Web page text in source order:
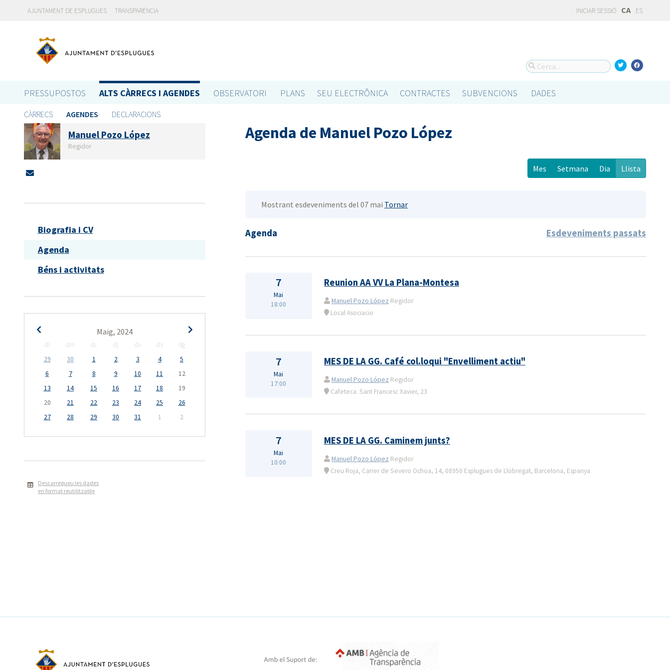
AJUNTAMENT DE ESPLUGUES TRANSPARÈNCIA INICIAR SESSIÓ CA ES
PRESSUPOSTOS ALTS CÀRRECS I AGENDES OBSERVATORI PLANS SEU ELECTRÔNICA CONTRACTES SUBVENCIONS DADES
CÀRRECS AGENDES DECLARACIONS
Manuel Pozo López
Regidor
Biografia i CV
Agenda
Béns i activitats
Maig, 2024
dl dm dc dj dv ds
dg
29
30 1 2 3 4
5
6
7 8 9 10 11
12
13
14 15 16 17 18
19
20
21 22 23 24 25
26
27
28 29 30 31 1 2
Descarregueu les dades
en format reutilitzable
Agenda de Manuel Pozo López
Mes Setmana Dia Llista
Mostrant esdeveniments del 07 mai Tornar
Agenda Esdeveniments passats
7
Mai
18:00
Reunion AA VV La Plana-Montesa
Manuel Pozo López Regidor
Local Asociacio
7
Mai
17:00
MES DE LA GG. Café col.loqui "Envelliment actiu"
Manuel Pozo López Regidor
Cafeteca. Sant Francesc Xavier, 23
7
Mai
10:00
MES DE LA GG. Caminem junts?
Manuel Pozo López Regidor
Creu Roja, Carrer de Severo Ochoa, 14, 08950 Esplugues de Llobregat, Barcelona, Espanya